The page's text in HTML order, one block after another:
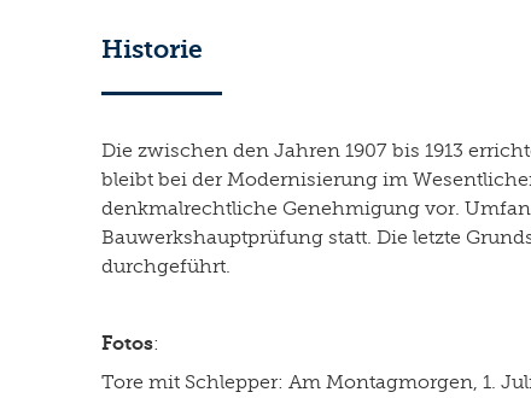
Historie
Die zwischen den Jahren 1907 bis 1913
bleibt bei der Modernisierung im
denkmalrechtliche Genehmigung vor.
Bauwerkshauptprüfung statt. Die letzte
durchgeführt.
Fotos:
Tore mit Schlepper: Am Montagmorgen, 1.